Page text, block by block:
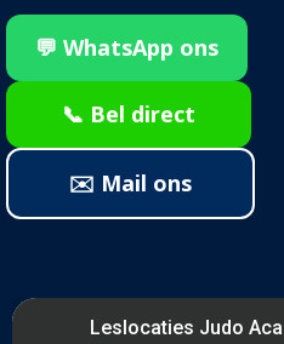
💬 WhatsApp ons
📞 Bel direct
✉️ Mail ons